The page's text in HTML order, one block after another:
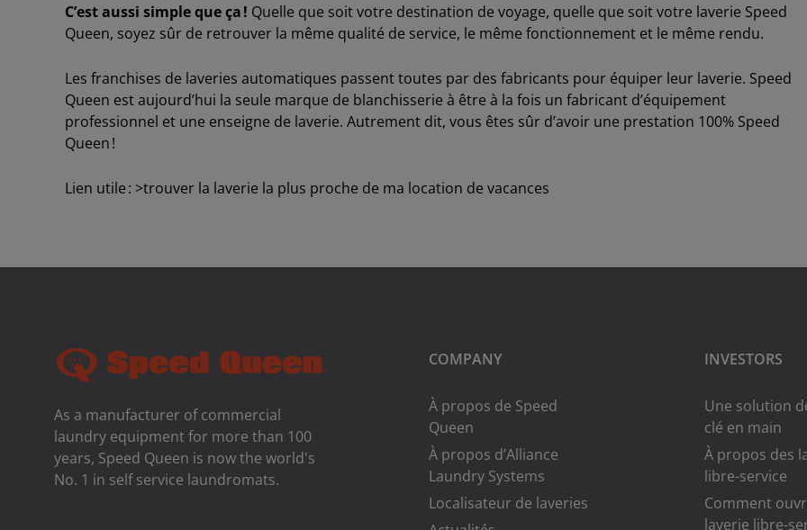
C’est aussi simple que ça ! Quelle que soit votre destination de voyage, quelle que soit votre laverie Speed
Queen, soyez sûr de retrouver la même qualité de service, le même fonctionnement et le même rendu.
Les franchises de laveries automatiques passent toutes par des fabricants pour équiper leur laverie. Speed
Queen est aujourd’hui la seule marque de blanchisserie à être à la fois un fabricant d’équipement
professionnel et une enseigne de laverie. Autrement dit, vous êtes sûr d’avoir une prestation 100% Speed
Queen !
Lien utile : >trouver la laverie la plus proche de ma location de vacances
As a manufacturer of commercial
laundry equipment for more than 100
years, Speed ​​Queen is now the world's
No. 1 in self service laundromats.
COMPANY
À propos de Speed
Queen
À propos d’Alliance
Laundry Systems
Localisateur de laveries
INVESTORS
Une solution
clé en main
À propos des
libre-service
Comment
laverie libre-